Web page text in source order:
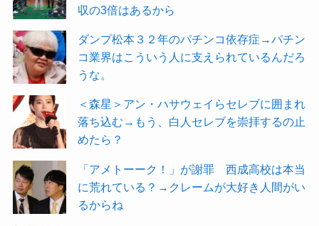
収の3倍はあるから
ダンプ松本３２年のパチンコ依存症→パチン
コ業界はこういう人に支えられているんだろ
うな。
＜森星＞アン・ハサウェイらセレブに囲まれ
落ち込む→もう、白人セレブを崇拝するの止
めたら？
「アメトーーク！」が謝罪 西成高校は本当
に荒れている？→クレームが大好き人間がい
るからね